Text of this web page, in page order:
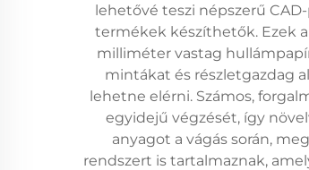
lehetővé teszi népszerű
termékek készíthetők. Ezek
milliméter vastag
mintákat és részletgazdag
lehetne elérni. Számos,
egyidejű végzését, így
anyagot a vágás során,
rendszert is tartalmaznak,